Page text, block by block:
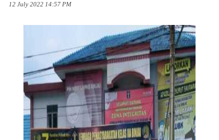
12 July 2022 14:57 PM